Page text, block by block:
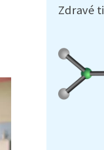
Zdravé